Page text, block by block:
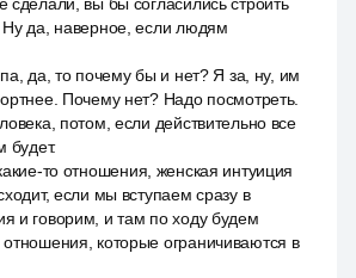
да, наверное, если людям
да, то почему бы и нет? Я за, ну, им
Почему нет? Надо посмотреть.
потом, если действительно все
будет.
то отношения, женская интуиция
если мы вступаем сразу в
и говорим, и там по ходу будем
которые ограничиваются в